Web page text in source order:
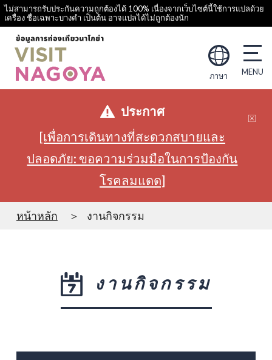
ไม่สามารถรับประกันความถูกต้องได้ 100% เนื่องจากเว็บไซต์นี้ใช้การแปลด้วย
เครื่อง ชื่อเฉพาะบางคำ เป็นต้น อาจแปลได้ไม่ถูกต้องนัก
ภาษา
ประกาศ
[เพื่อการเดินทางที่สะดวกสบายและ
ปลอดภัย: ขอความร่วมมือในการป้องกัน
โรคลมแดด]
หน้าหลัก งานกิจกรรม
งานกิจกรรม